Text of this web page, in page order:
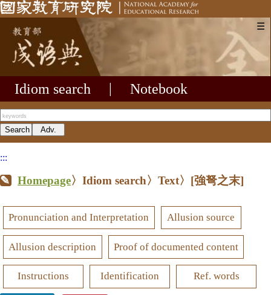
☰
Idiom search Notebook
:::
Homepage〉Idiom search〉Text〉 [強弩之末]
Pronunciation and Interpretation Allusion source
Allusion description Proof of documented content
Instructions Identification Ref. words